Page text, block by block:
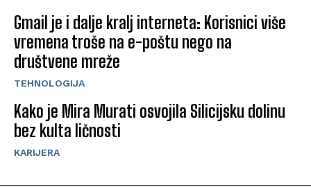
Gmail je i dalje kralj interneta: Korisnici više
vremena troše na e-poštu nego na
društvene mreže
TEHNOLOGIJA
Kako je Mira Murati osvojila Silicijsku dolinu
bez kulta ličnosti
KARIJERA